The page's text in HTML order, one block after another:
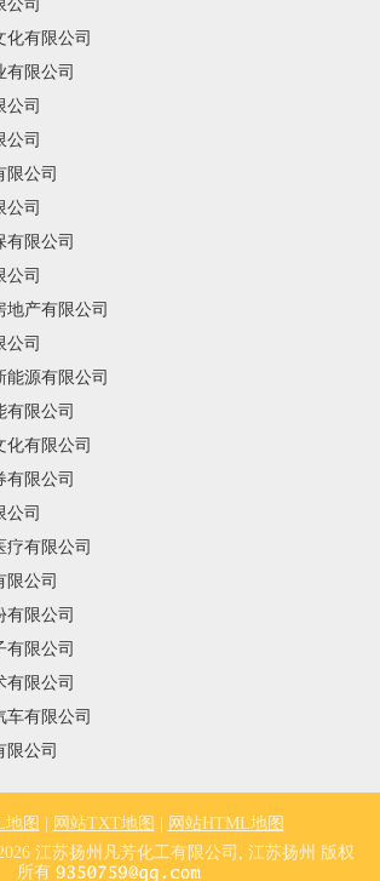
公司
化有限公司
限公司
公司
公司
限公司
公司
限公司
公司
产有限公司
公司
能源有限公司
限公司
有限公司
限公司
公司
有限公司
限公司
限公司
限公司
有限公司
有限公司
限公司
地图 网站TXT地图
网站HTML地图
江苏扬州凡芳化工有限公司, 江苏扬州 版权
所有